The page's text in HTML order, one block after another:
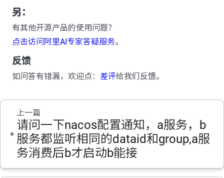
另：
有其他开源产品的使用问题？
点击访问阿里AI专家答疑服务。
反馈
如问答有错漏，欢迎点： 差评给我们反馈。
上一篇
请问一下nacos配置通知，a服务，b
服务都监听相同的dataid和group,a服
务消费后b才启动b能接